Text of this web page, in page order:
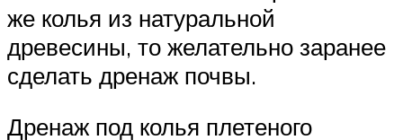
же колья из натуральной
древесины, то желательно заранее
сделать дренаж почвы.
Дренаж под колья плетеного